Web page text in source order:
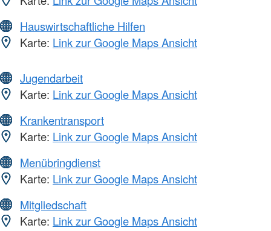
Hauswirtschaftliche Hilfen
Karte: Link zur Google Maps Ansicht
Jugendarbeit
Karte: Link zur Google Maps Ansicht
Krankentransport
Karte: Link zur Google Maps Ansicht
Menübringdienst
Karte: Link zur Google Maps Ansicht
Mitgliedschaft
Karte: Link zur Google Maps Ansicht